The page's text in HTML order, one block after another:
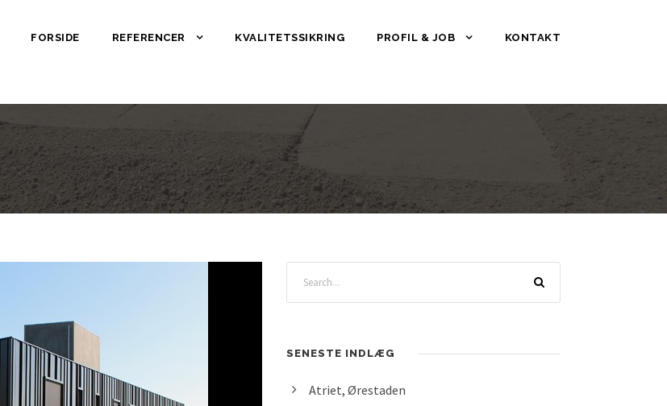
FORSIDE REFERENCER KVALITETSSIKRING PROFIL & JOB KONTAKT
SENESTE INDLÆG
Atriet, Ørestaden